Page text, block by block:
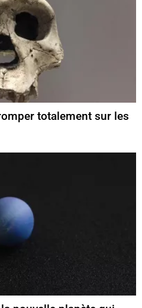
totalement sur les